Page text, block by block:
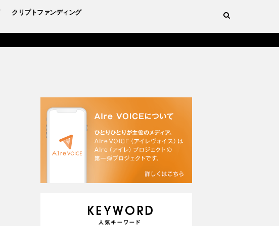
クリプトファンディング